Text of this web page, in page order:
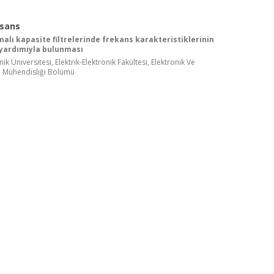
kapasite filtrelerinde frekans karakteristiklerinin
bulunması
Üniversitesi, Elektrik-Elektronik Fakültesi, Elektronik Ve
Bölümü